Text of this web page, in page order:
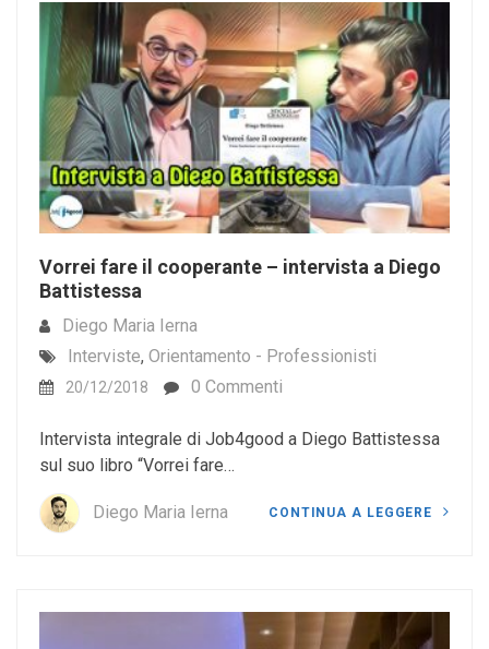
Vorrei fare il cooperante – intervista a Diego
Battistessa
Diego Maria Ierna
Interviste, Orientamento - Professionisti
20/12/2018 0 Commenti
Intervista integrale di Job4good a Diego Battistessa
sul suo libro “Vorrei fare…
Diego Maria Ierna CONTINUA A LEGGERE